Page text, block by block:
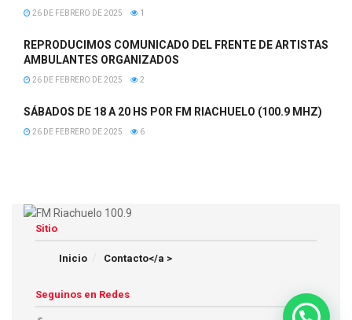
26 DE FEBRERO DE 2025 1
REPRODUCIMOS COMUNICADO DEL FRENTE DE ARTISTAS
AMBULANTES ORGANIZADOS
26 DE FEBRERO DE 2025 2
SÁBADOS DE 18 A 20 HS POR FM RIACHUELO (100.9 MHZ)
26 DE FEBRERO DE 2025 6
Sitio
Inicio Contacto</a >
Seguinos en Redes